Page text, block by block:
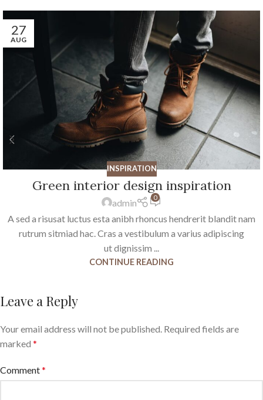
27
AUG
INSPIRATION
Green interior design inspiration
admin 0
A sed a risusat luctus esta anibh rhoncus hendrerit blandit nam
rutrum sitmiad hac. Cras a vestibulum a varius adipiscing
ut dignissim ...
CONTINUE READING
Leave a Reply
Your email address will not be published. Required fields are
marked *
Comment*